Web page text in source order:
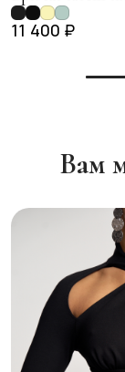
11 400 ₽
Вам